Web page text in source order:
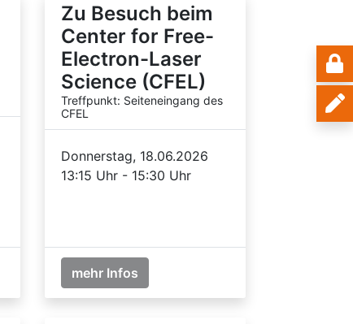
Zu Besuch beim
Center for Free-
Electron-Laser
Science (CFEL)
Treffpunkt: Seiteneingang des
CFEL
Donnerstag, 18.06.2026
13:15 Uhr - 15:30 Uhr
mehr Infos